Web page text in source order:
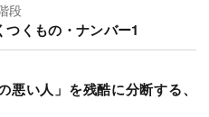
段
くもの・ナンバー1
悪い人」を残酷に分断する、